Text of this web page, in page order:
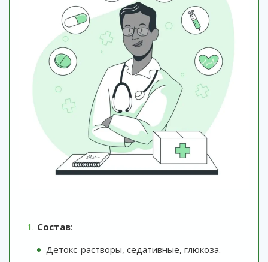
Состав:
Детокс-растворы, седативные, глюкоза.